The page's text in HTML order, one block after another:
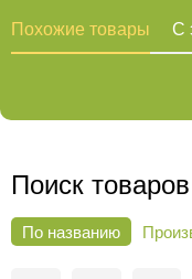
Похожие товары С
Поиск
По названию